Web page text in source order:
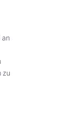
an
zu